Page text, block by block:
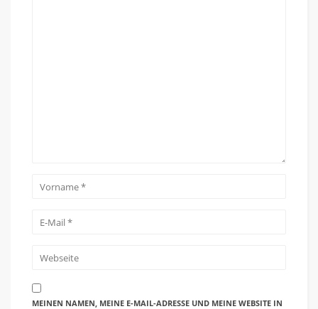
MEINEN NAMEN, MEINE E-MAIL-ADRESSE UND MEINE WEBSITE IN